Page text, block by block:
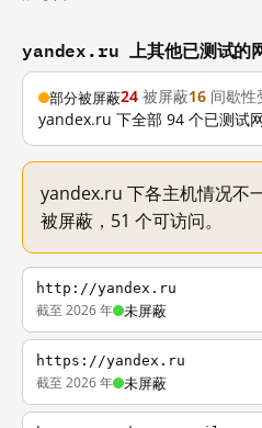
yandex.ru 上其他已测试的
部分被屏蔽24 被屏蔽16 间歇性
yandex.ru 下全部 94 个已测试
yandex.ru 下各主机情况不
被屏蔽，51 个可访问。
http://yandex.ru
截至 2026 年 未屏蔽
https://yandex.ru
截至 2026 年 未屏蔽